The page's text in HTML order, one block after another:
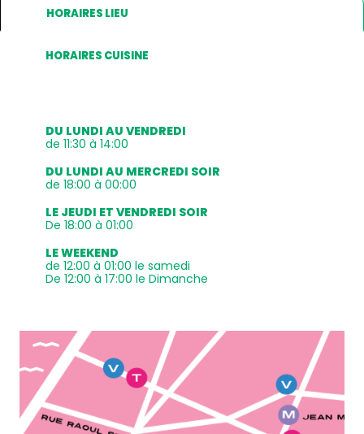
HORAIRES LIEU
HORAIRES CUISINE
DU LUNDI AU VENDREDI
de 11:30 à 14:00
DU LUNDI AU MERCREDI SOIR
de 18:00 à 00:00
LE JEUDI ET VENDREDI SOIR
De 18:00 à 01:00
LE WEEKEND
de 12:00 à 01:00 le samedi
De 12:00 à 17:00 le Dimanche